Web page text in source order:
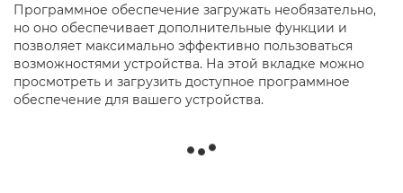
Программное обеспечение загружать необязательно,
но оно обеспечивает дополнительные функции и
позволяет максимально эффективно пользоваться
возможностями устройства. На этой вкладке можно
просмотреть и загрузить доступное программное
обеспечение для вашего устройства.